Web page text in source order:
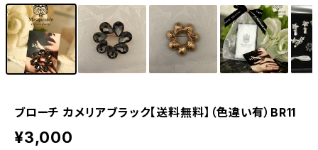
ブローチ カメリアブラック【送料無料】（色違い有）BR11
¥3,000